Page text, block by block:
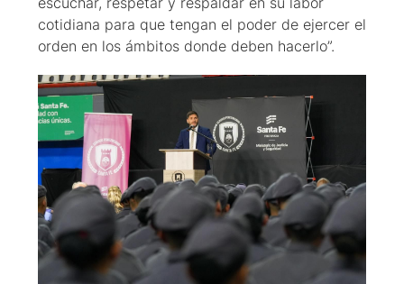
cotidiana para que tengan el poder de ejercer el
orden en los ámbitos donde deben hacerlo”.